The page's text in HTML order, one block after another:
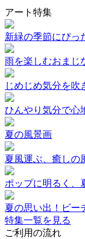
アート特集
新緑の季節にぴっ
雨を楽しむおまじ
じめじめ気分を吹
ひんやり気分で心
夏の風景画
夏風運ぶ、癒しの
ポップに明るく、
夏の思い出！ビー
特集一覧を見る
ご利用の流れ